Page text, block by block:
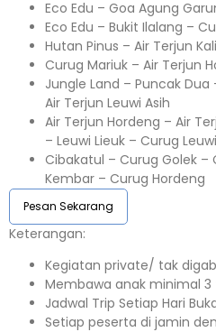
Eco Edu – Goa Agung
Eco Edu – Bukit Ilalang –
Hutan Pinus – Air Terjun
Curug Mariuk – Air Terjun
Jungle Land – Puncak
Air Terjun Leuwi Asih
Air Terjun Hordeng – Air
– Leuwi Lieuk – Curug
Cibakatul – Curug Golek –
Kembar – Curug Hordeng
Pesan Sekarang
Keterangan:⁣⁣
Kegiatan private/ tak
Membawa anak minimal 3
Jadwal Trip Setiap Hari
Setiap peserta di jamin